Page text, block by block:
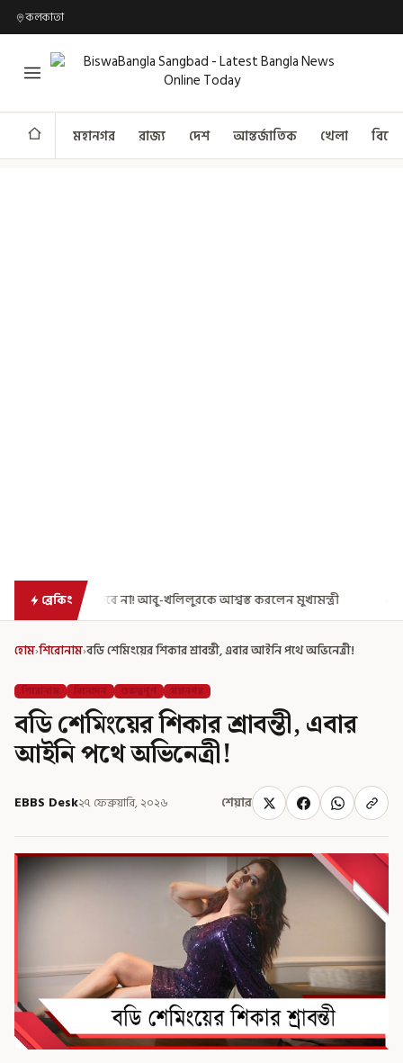
কলকাতা
মহানগর রাজ্য দেশ আন্তর্জাতিক খেলা
ব্রেকিং
মুখ্যমন্ত্রী এগিয়ে গেল আরও একধাপ, সপ্তম পে কমিশন গঠনের
হোম›শিরোনাম›বডি শেমিংয়ের শিকার শ্রাবন্তী, এবার আইনি পথে অভিনেত্রী!
শিরোনাম বিনোদন গুরুত্বপূর্ণ মহানগর
বডি শেমিংয়ের শিকার শ্রাবন্তী, এবার
আইনি পথে অভিনেত্রী!
EBBS Desk২৭ ফেব্রুয়ারি, ২০২৬ শেয়ার